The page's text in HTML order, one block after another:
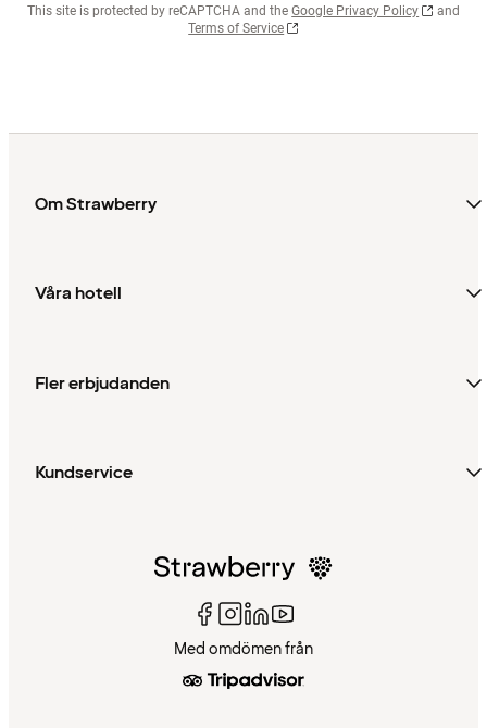
This site is protected by reCAPTCHA and the Google Privacy Policy
and
Terms of Service
Om Strawberry
Våra hotell
Fler erbjudanden
Kundservice
Med omdömen från